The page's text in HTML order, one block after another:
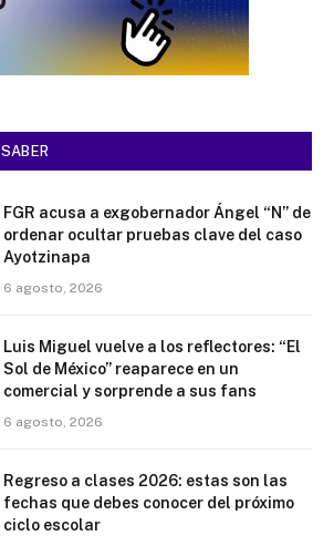
SABER
FGR acusa a exgobernador Ángel “N” de
ordenar ocultar pruebas clave del caso
Ayotzinapa
6 agosto, 2026
Luis Miguel vuelve a los reflectores: “El
Sol de México” reaparece en un
comercial y sorprende a sus fans
6 agosto, 2026
Regreso a clases 2026: estas son las
fechas que debes conocer del próximo
ciclo escolar